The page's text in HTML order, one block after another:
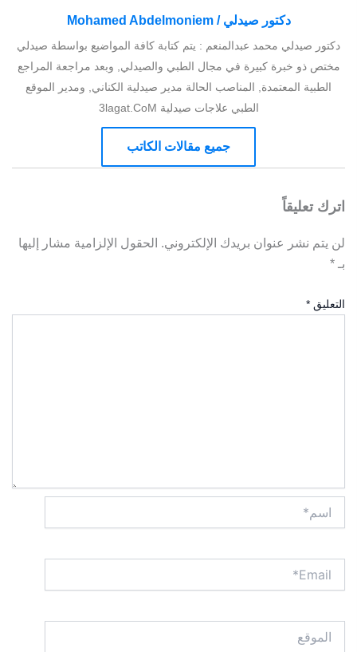
دكتور صيدلي / Mohamed Abdelmoniem
دكتور صيدلي محمد عبدالمنعم : يتم كتابة كافة المواضيع بواسطة صيدلي
مختص ذو خبرة كبيرة في مجال الطبي والصيدلي, وبعد مراجعة المراجع
الطبية المعتمدة, المناصب الحالة مدير صيدلية الكناني, ومدير الموقع
الطبي علاجات صيدلية 3lagat.CoM
جميع مقالات الكاتب
اترك تعليقاً
لن يتم نشر عنوان بريدك الإلكتروني. الحقول الإلزامية مشار إليها
بـ *
التعليق *